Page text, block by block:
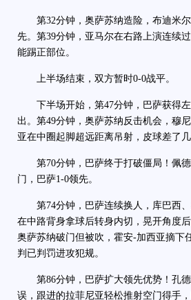
第32分钟，奥萨苏纳造险，布迪米尔
先。第39分钟，亚马尔在右路上演连续
能踢正部位。
上半场结束，双方暂时0-0战平。
下半场开始，第47分钟，巴萨获得左
出。第49分钟，奥萨苏纳反击机会，穆
亚在中圈起脚超远距离吊射，皮球差了几
第70分钟，巴萨终于打破僵局！佩德
门，巴萨1-0领先。
第74分钟，巴萨连续换人，库巴西、
在中路背身拿球后转身内切，晃开角度
奥萨苏纳破门但被吹，霍安-加西亚摘下
判已判罚进攻犯规。
第86分钟，巴萨扩大领先优势！孔德
误，跟进的拉菲尼亚轻松推射空门得手，